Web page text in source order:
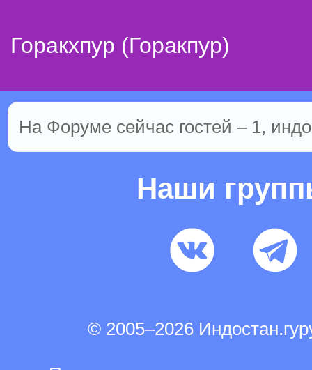
Горакхпур (Горакпур)
На Форуме сейчас гостей – 1,
Наши
© 2005–2026